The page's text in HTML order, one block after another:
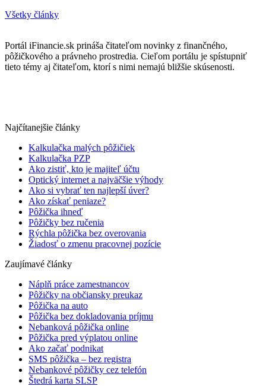
Všetky články
Portál iFinancie.sk prináša čitateľom novinky z finančného,
pôžičkového a právneho prostredia. Cieľom portálu je spístupniť
tieto témy aj čitateľom, ktorí s nimi nemajú bližšie skúsenosti.
Najčítanejšie články
Kalkulačka malých pôžičiek
Kalkulačka PZP
Ako zistiť, kto je majiteľ účtu
Optický internet a najväčšie výhody
Ako si vybrať ten najlepší úver?
Ako získať peniaze?
Pôžička ihneď
Pôžičky bez ručenia
Rýchla pôžička bez overovania
Žiadosť o zmenu pracovnej pozície
Zaujímavé články
Náplň práce zamestnancov
Pôžičky na občiansky preukaz
Pôžička na auto
Pôžička bez dokladovania príjmu
Nebanková pôžička online
Pôžička pred výplatou online
Ako začať podnikat
SMS pôžička – bez registra
Nebankové pôžičky cez telefón
Štedrá karta SLSP